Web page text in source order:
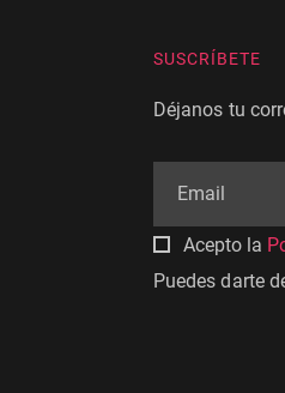
SUSCRÍBETE
Déjanos tu
Acepto la
Puedes darte